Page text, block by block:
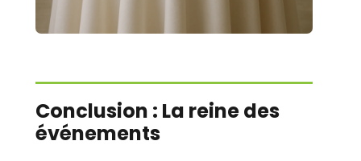
Conclusion : La reine des
événements